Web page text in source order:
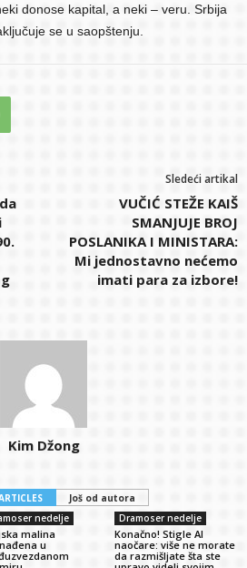
donose kapital, a neki – veru. Srbija
se u saopštenju.
Sledeći artikal
VUČIĆ STEŽE KAIŠ
SMANJUJE BROJ
POSLANIKA I MINISTARA:
Mi jednostavno nećemo
imati para za izbore!
Kim Džong
Još od autora
nedelje
malina
u
Dramoser nedelje
Konačno! Stigle AI
naočare: više ne morate
da razmišljate šta ste